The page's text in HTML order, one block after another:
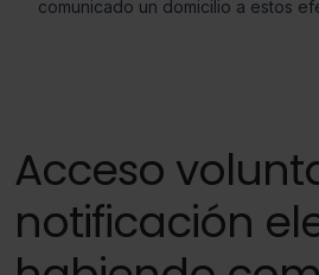
comunicado un domicilio a estos
Acceso
notificación